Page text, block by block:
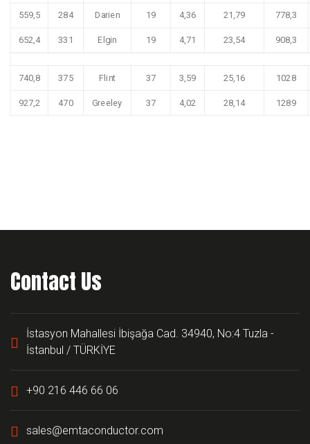
559,5 284 Darien 19 4,36 21,79 778,3
652,4 331 Elgin 19 4,71 23,54 908,3
740,8 375 Flint 37 3,59 25,16 1028
927,2 470 Greeley 37 4,02 28,14 1289
Contact Us
İstasyon Mahallesi İbişağa Cad. 34940, No:4 Tuzla -
İstanbul / TÜRKİYE
+90 216 446 66 06
sales@emtaconductor.com